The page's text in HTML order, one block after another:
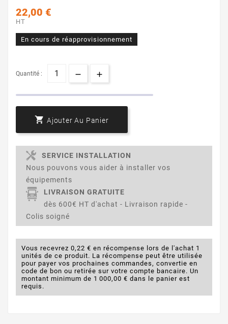
22,00 €
HT
En cours de réapprovisionnement
Quantité :
 Ajouter Au Panier
SERVICE INSTALLATION
Nous pouvons vous aider à installer vos
équipements
LIVRAISON GRATUITE
dès 600€ HT d'achat - Livraison rapide -
Colis soigné
Vous recevrez 0,22 € en récompense lors de l'achat 1
unités de ce produit. La récompense peut être utilisée
pour payer vos prochaines commandes, convertie en
code de bon ou retirée sur votre compte bancaire. Un
montant minimum de 1 000,00 € dans le panier est
requis.